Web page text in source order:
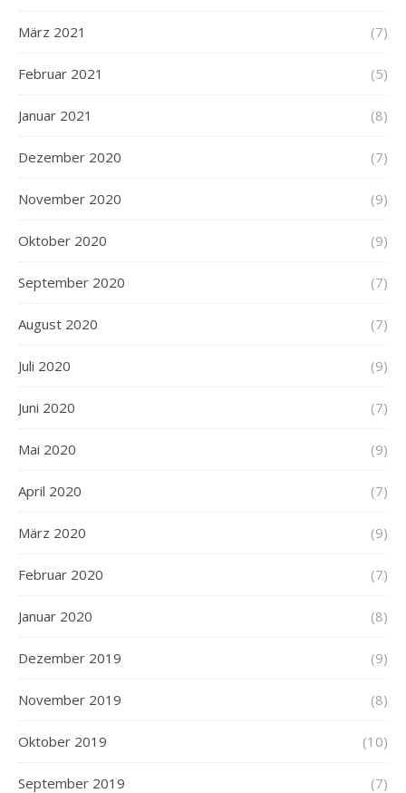
März 2021 (7)
Februar 2021 (5)
Januar 2021 (8)
Dezember 2020 (7)
November 2020 (9)
Oktober 2020 (9)
September 2020 (7)
August 2020 (7)
Juli 2020 (9)
Juni 2020 (7)
Mai 2020 (9)
April 2020 (7)
März 2020 (9)
Februar 2020 (7)
Januar 2020 (8)
Dezember 2019 (9)
November 2019 (8)
Oktober 2019 (10)
September 2019 (7)